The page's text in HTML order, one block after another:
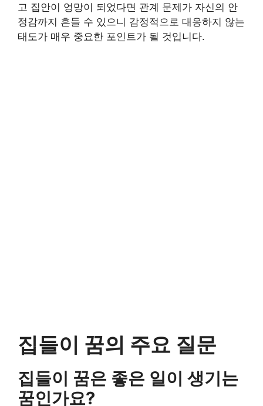
고 집안이 엉망이 되었다면 관계 문제가 자신의 안
정감까지 흔들 수 있으니 감정적으로 대응하지 않는
태도가 매우 중요한 포인트가 될 것입니다.
집들이 꿈의 주요 질문
집들이 꿈은 좋은 일이 생기는
꿈인가요?